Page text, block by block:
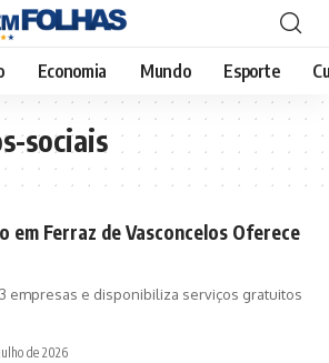
Economia Mundo Esporte
sociais
em Ferraz de Vasconcelos Oferece
empresas e disponibiliza serviços gratuitos
de 2026